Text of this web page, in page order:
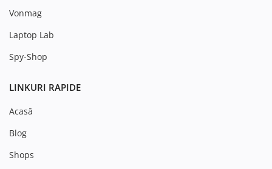
Vonmag
Laptop Lab
Spy-Shop
LINKURI RAPIDE
Acasă
Blog
Shops